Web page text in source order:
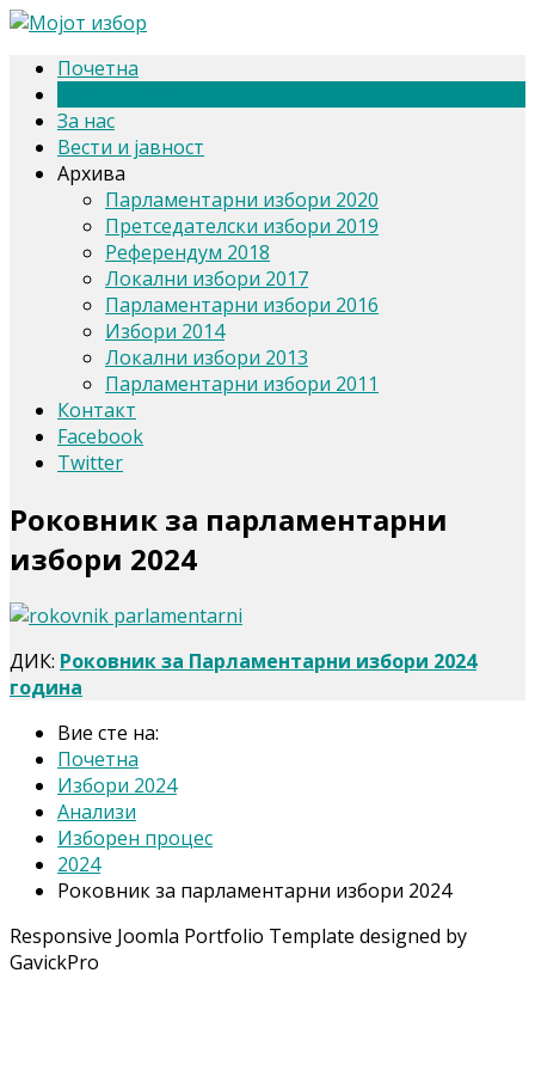
Почетна
За нас
Вести и јавност
Архива
Парламентарни избори 2020
Претседателски избори 2019
Референдум 2018
Локални избори 2017
Парламентарни избори 2016
Избори 2014
Локални избори 2013
Парламентарни избори 2011
Контакт
Facebook
Twitter
Роковник за парламентарни
избори 2024
ДИК: Роковник за Парламентарни избори 2024
година
Вие сте на:
Почетна
Избори 2024
Анализи
Изборен процес
2024
Роковник за парламентарни избори 2024
Responsive Joomla Portfolio Template designed by
GavickPro